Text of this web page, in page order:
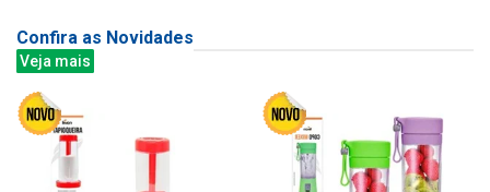
Confira as Novidades
Veja mais